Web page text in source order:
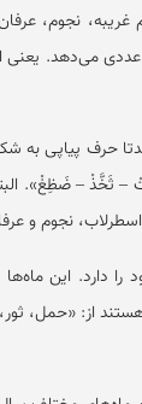
نجوم،
حرف پیاپی به
– ضَظِغْ». البته
نجوم و
دارد. این ماه‌ها
از: «حمل،